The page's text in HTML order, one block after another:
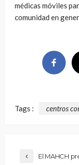
médicas móviles
comunidad en
Tags : centros
El MAHCH